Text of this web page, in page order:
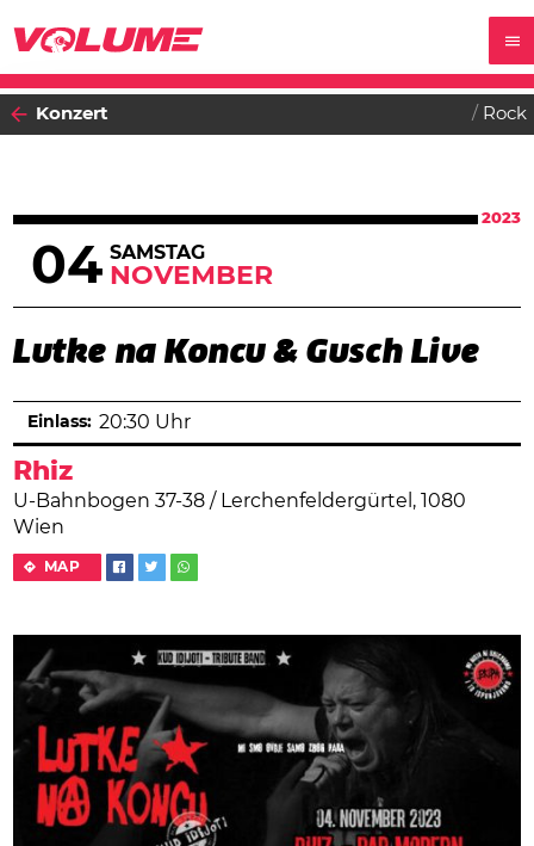
Konzert Rock
2023
04 SAMSTAG
NOVEMBER
Lutke na Koncu & Gusch Live
Rhiz
U-Bahnbogen 37-38 / Lerchenfeldergürtel, 1080
Wien
MAP
Einlass: 20:30 Uhr